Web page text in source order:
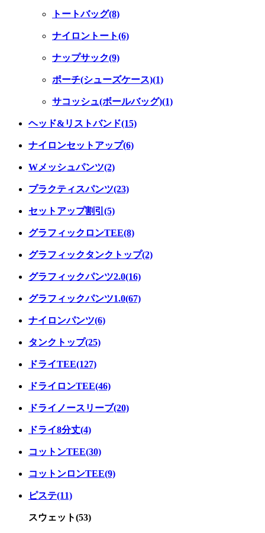
トートバッグ(8)
ナイロントート(6)
ナップサック(9)
ポーチ(シューズケース)(1)
サコッシュ(ボールバッグ)(1)
ヘッド&リストバンド(15)
ナイロンセットアップ(6)
Wメッシュパンツ(2)
プラクティスパンツ(23)
セットアップ割引(5)
グラフィックロンTEE(8)
グラフィックタンクトップ(2)
グラフィックパンツ2.0(16)
グラフィックパンツ1.0(67)
ナイロンパンツ(6)
タンクトップ(25)
ドライTEE(127)
ドライロンTEE(46)
ドライノースリーブ(20)
ドライ8分丈(4)
コットンTEE(30)
コットンロンTEE(9)
ピステ(11)
スウェット(53)